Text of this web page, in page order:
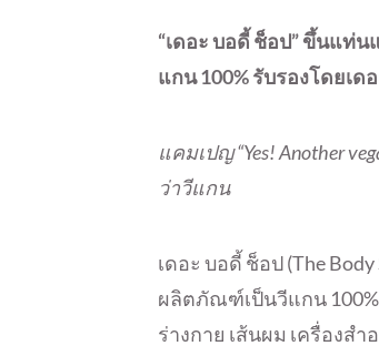
“เดอะ บอดี้ ช็อป” ขึ้นแ
แกน 100% รับรองโดยเด
แคมเปญ “Yes! Another
ว่าวีแกน
เดอะ บอดี้ ช็อป (The
ผลิตภัณฑ์เป็นวีแกน
ร่างกาย เส้นผม เครื่อง